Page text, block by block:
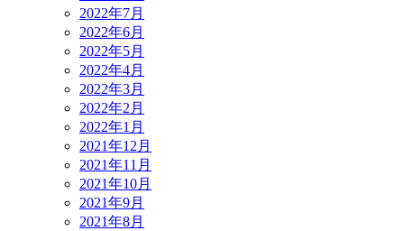
2022年7月
2022年6月
2022年5月
2022年4月
2022年3月
2022年2月
2022年1月
2021年12月
2021年11月
2021年10月
2021年9月
2021年8月